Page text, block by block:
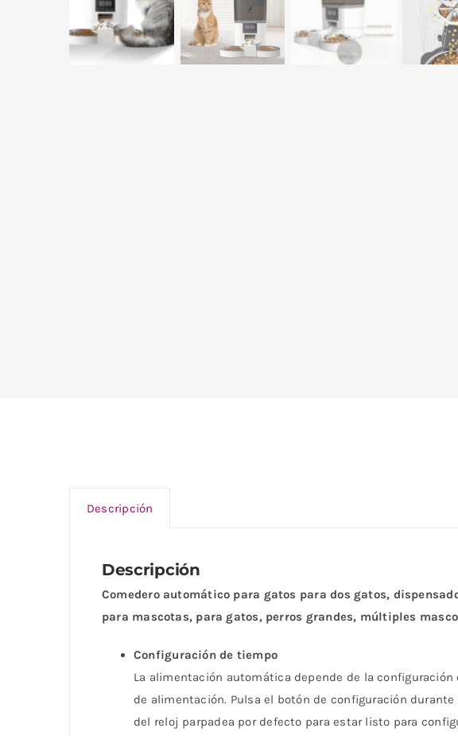
Descripción
Descripción
Comedero automático para gatos para dos gatos,
para mascotas, para gatos, perros grandes, múltiples
Configuración de tiempo
La alimentación automática depende de la
de alimentación. Pulsa el botón de configuración
del reloj parpadea por defecto para estar listo para